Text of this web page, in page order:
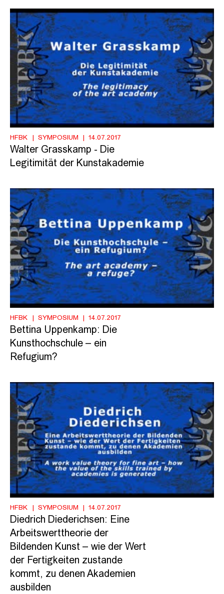
HFBK SYMPOSIUM 14.07.2017
Walter Grasskamp - Die
Legitimität der Kunstakademie
HFBK SYMPOSIUM 14.07.2017
Bettina Uppenkamp: Die
Kunsthochschule – ein
Refugium?
HFBK SYMPOSIUM 14.07.2017
Diedrich Diederichsen: Eine
Arbeitswerttheorie der
Bildenden Kunst – wie der Wert
der Fertigkeiten zustande
kommt, zu denen Akademien
ausbilden